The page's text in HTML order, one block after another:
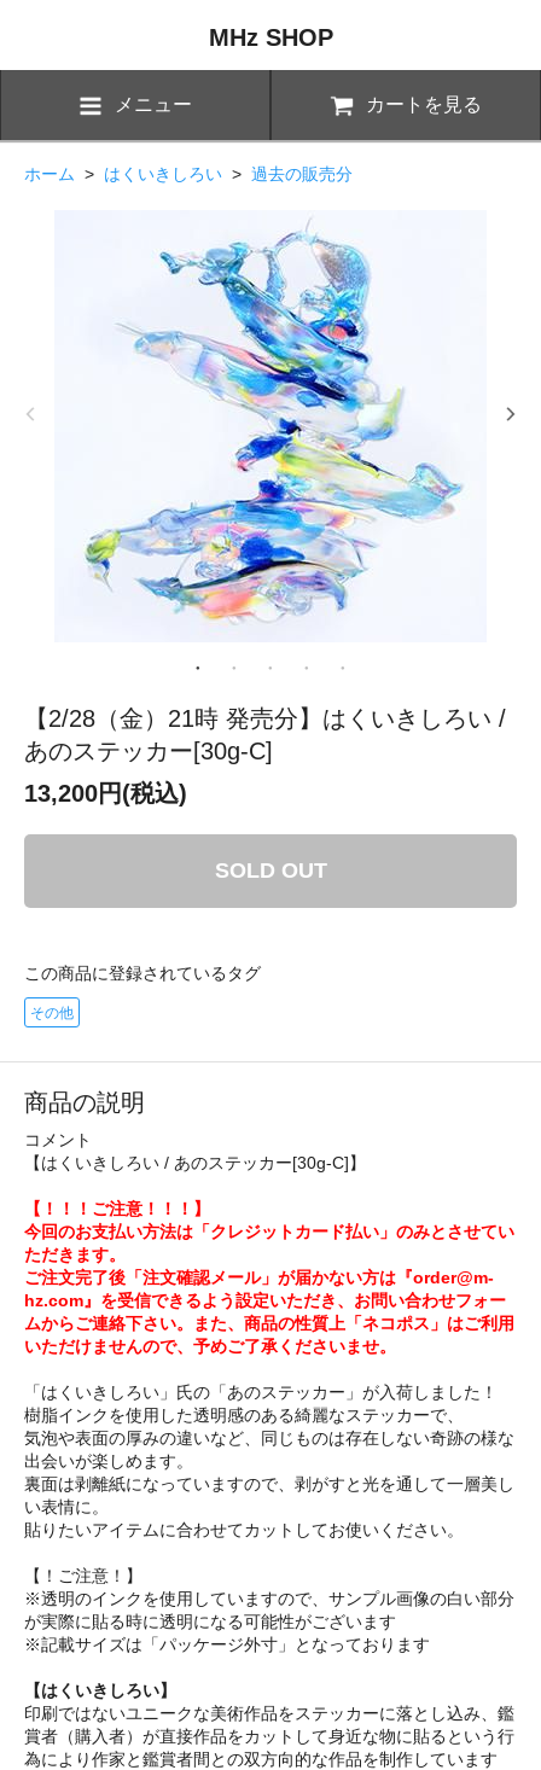
MHz SHOP
メニュー カートを見る
ホーム > はくいきしろい > 過去の販売分
【2/28（金）21時 発売分】はくいきしろい /
あのステッカー[30g-C]
13,200円(税込)
SOLD OUT
この商品に登録されているタグ
その他
商品の説明
コメント
【はくいきしろい / あのステッカー[30g-C]】
【！！！ご注意！！！】
今回のお支払い方法は「クレジットカード払い」のみとさせてい
ただきます。
ご注文完了後「注文確認メール」が届かない方は『order@m-
hz.com』を受信できるよう設定いただき、お問い合わせフォー
ムからご連絡下さい。また、商品の性質上「ネコポス」はご利用
いただけませんので、予めご了承くださいませ。
「はくいきしろい」氏の「あのステッカー」が入荷しました！
樹脂インクを使用した透明感のある綺麗なステッカーで、
気泡や表面の厚みの違いなど、同じものは存在しない奇跡の様な
出会いが楽しめます。
裏面は剥離紙になっていますので、剥がすと光を通して一層美し
い表情に。
貼りたいアイテムに合わせてカットしてお使いください。
【！ご注意！】
※透明のインクを使用していますので、サンプル画像の白い部分
が実際に貼る時に透明になる可能性がございます
※記載サイズは「パッケージ外寸」となっております
【はくいきしろい】
印刷ではないユニークな美術作品をステッカーに落とし込み、鑑
賞者（購入者）が直接作品をカットして身近な物に貼るという行
為により作家と鑑賞者間との双方向的な作品を制作しています